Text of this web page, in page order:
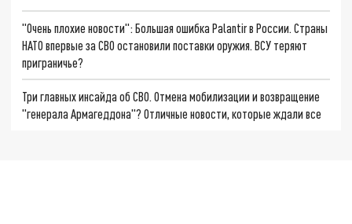
"Очень плохие новости": Большая ошибка Palantir в России. Страны
НАТО впервые за СВО остановили поставки оружия. ВСУ теряют
приграничье?
Три главных инсайда об СВО. Отмена мобилизации и возвращение
"генерала Армагеддона"? Отличные новости, которые ждали все